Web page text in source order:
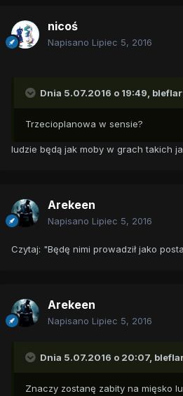
nicoś
Napisano Lipiec 5, 2016
Dnia 5.07.2016 o 19:49,
Trzecioplanowa w sensie?
ludzie będą jak moby w grach takich
Arekeen
Napisano Lipiec 5, 2016
Czytaj: "Będę nimi prowadził jako
Arekeen
Napisano Lipiec 5, 2016
Dnia 5.07.2016 o 20:07,
Znaczy zostanę zabity na mięsko